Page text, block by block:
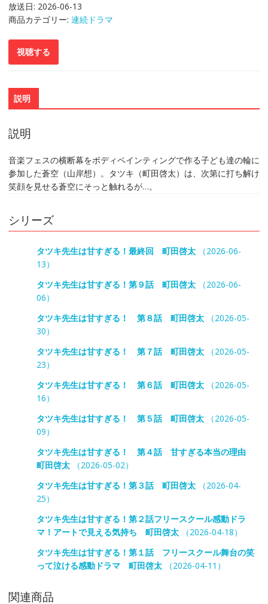
放送日: 2026-06-13
商品カテゴリー: 連続ドラマ
説明
説明
音楽フェスの横断幕をボディペインティングで作る子ども達の輪に
参加した蒼空（山岸想）。タツキ（町田啓太）は、次第に打ち解け
笑顔を見せる蒼空にそっと触れるが…。
シリーズ
タツキ先生は甘すぎる！最終回 町田啓太（2026-06-
13）
タツキ先生は甘すぎる！第９話 町田啓太（2026-06-
06）
タツキ先生は甘すぎる！ 第８話 町田啓太（2026-05-
30）
タツキ先生は甘すぎる！ 第７話 町田啓太（2026-05-
23）
タツキ先生は甘すぎる！ 第６話 町田啓太（2026-05-
16）
タツキ先生は甘すぎる！ 第５話 町田啓太（2026-05-
09）
タツキ先生は甘すぎる！ 第４話 甘すぎる本当の理由
町田啓太（2026-05-02）
タツキ先生は甘すぎる！第３話 町田啓太（2026-04-
25）
タツキ先生は甘すぎる！第２話フリースクール感動ドラ
マ！アートで見える気持ち 町田啓太（2026-04-18）
タツキ先生は甘すぎる！第１話 フリースクール舞台の笑
って泣ける感動ドラマ 町田啓太（2026-04-11）
関連商品